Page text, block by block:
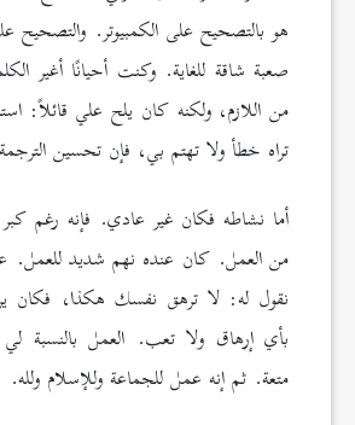
هو بالتصحيح على الكمبيوتر. والتصحيح
صعبة شاقة للغاية. وكنت أحيانًا أغير
من اللازم، ولكنه كان يلح علي قائلاً:
تراه خطأ ولا تهتم بي، فإن تحسين
أما نشاطه فكان غير عادي. فإنه رغم
من العمل. كان عنده نهم شديد للعمل.
نقول له: لا ترهق نفسك هكذا، فكان
بأي إرهاق ولا تعب. العمل بالنسبة
متعة. ثم إنه عمل للجماعة وللإسلام ولله.